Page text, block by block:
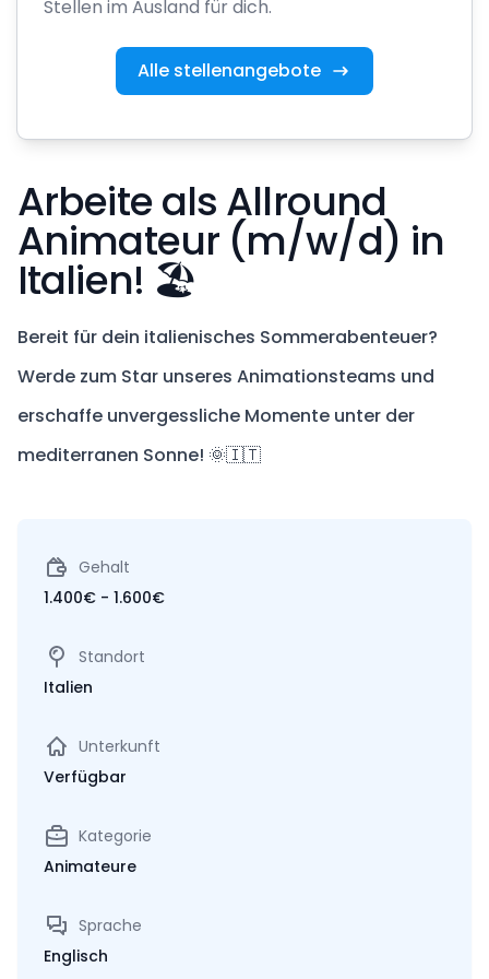
Stellen im Ausland für dich.
Alle stellenangebote
Arbeite als Allround
Animateur (m/w/d) in
Italien! 🏖️
Bereit für dein italienisches Sommerabenteuer?
Werde zum Star unseres Animationsteams und
erschaffe unvergessliche Momente unter der
mediterranen Sonne! 🌞🇮🇹
Gehalt
1.400€ - 1.600€
Standort
Italien
Unterkunft
Verfügbar
Kategorie
Animateure
Sprache
Englisch